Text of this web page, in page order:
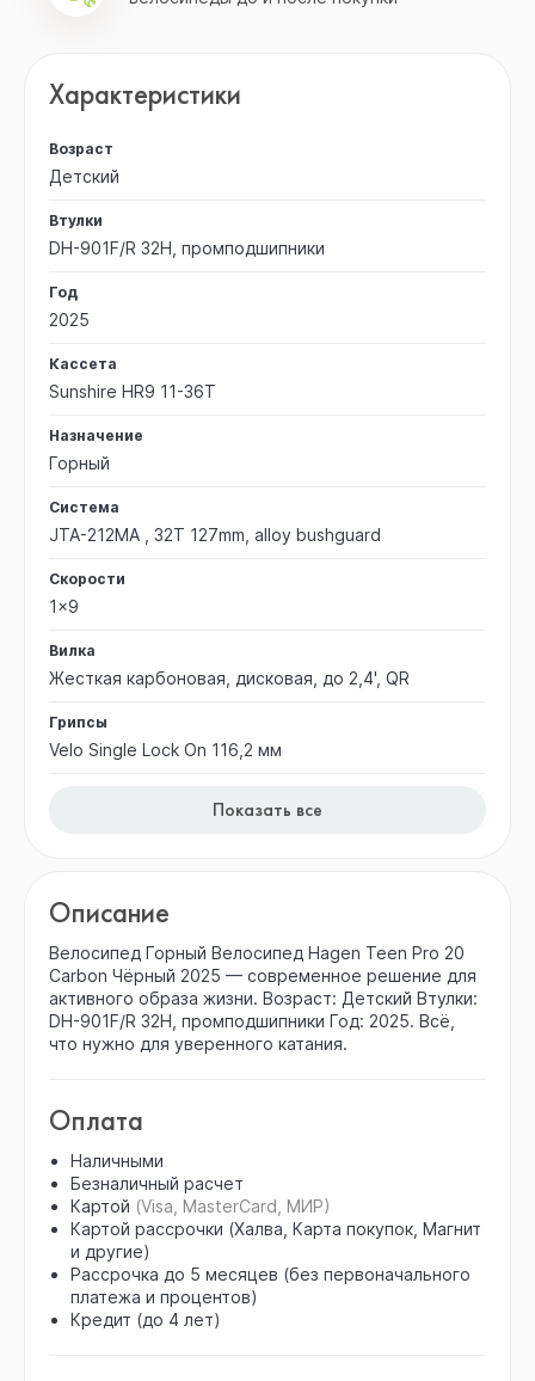
Характеристики
Возраст
Детский
Втулки
DH-901F/R 32H, промподшипники
Год
2025
Кассета
Sunshire HR9 11-36T
Назначение
Горный
Система
JTA-212MA , 32T 127mm, alloy bushguard
Скорости
1x9
Вилка
Жесткая карбоновая, дисковая, до 2,4', QR
Грипсы
Velo Single Lock On 116,2 мм
Показать все
Описание
Велосипед Горный Велосипед Hagen Teen Pro 20
Carbon Чёрный 2025 — современное решение для
активного образа жизни. Возраст: Детский Втулки:
DH-901F/R 32H, промподшипники Год: 2025. Всё,
что нужно для уверенного катания.
Оплата
Наличными
Безналичный расчет
Картой (Visa, MasterCard, МИР)
Картой рассрочки (Халва, Карта покупок, Магнит
и другие)
Рассрочка до 5 месяцев (без первоначального
платежа и процентов)
Кредит (до 4 лет)